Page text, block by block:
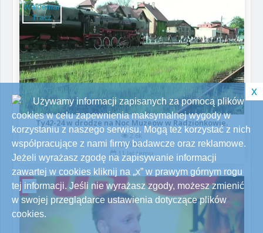
Ty42-24 w drodze na Noc Muzeów w Radzionkowie.
2.6k
30 0
11 lat temu
Używamy informacji zapisanych za pomocą plików
cookies w celu zapewnienia maksymalnej wygody w
korzystaniu z naszego serwisu. Mogą też korzystać z nich
współpracujące z nami firmy badawcze oraz reklamowe.
Jeżeli wyrażasz zgodę na zapisywanie informacji
zawartej w cookies kliknij na „x” w prawym górnym rogu
tej informacji. Jeśli nie wyrażasz zgody, możesz zmienić
w swojej przeglądarce ustawienia dotyczące plików
cookies.
x